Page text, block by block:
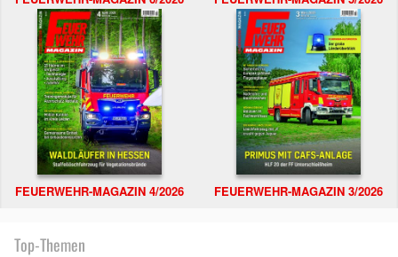
FEUERWEHR-MAGAZIN 4/2026 FEUERWEHR-MAGAZIN 3/2026
Top-Themen